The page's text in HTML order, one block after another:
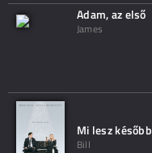
Adam, az első
James
Mi lesz később
Bill